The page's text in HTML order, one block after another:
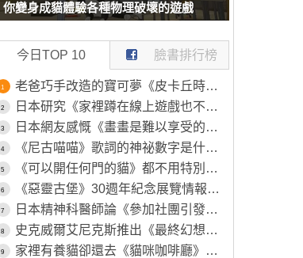
你變身成貓體驗各種物理破壞的遊戲
今日TOP 10 臉書排行榜
1 老爸巧手改造的寶可夢《皮卡丘時鐘》原本的模樣被女兒嫌棄不可愛，所以特別為其特別製作一番
2 日本研究《家裡蹲在線上遊戲也不會社交》越玩越沒辦法回歸社會？
3 日本網友感慨《畫畫是難以享受的興趣》畫得不好就永遠得不到樂趣了？
4 《尼古喵喵》歌詞的神祕數字是什麼意思？不相信的粉絲都去店裡點點看了……
5 《可以開任何門的貓》都不用特別開小洞給牠，整個家貓貓進出完全自由
6 《惡靈古堡》30週年紀念展覽情報釋出 屆時將會有全球首個「里昂・S・甘迺迪」等身大立體模型展出
7 日本精神科醫師論《參加社團引發心理問題的學生》管樂社其實比運動社團更嚴重？
8 史克威爾艾尼克斯推出《最終幻想絨毛卡盒》包含陸行鳥在內共四種款式，預計11月27號推出
9 家裡有養貓卻還去《貓咪咖啡廳》這種心態是不是跟男人上酒店一樣？